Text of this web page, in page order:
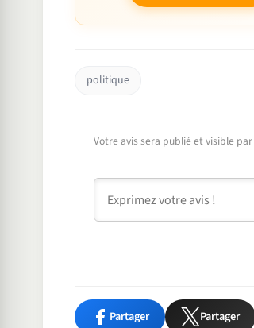
politique
Votre avis sera publié et visible
Partager Partager